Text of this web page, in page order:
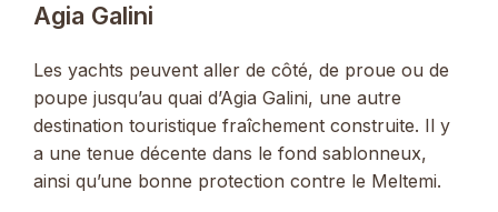
Agia Galini
Les yachts peuvent aller de côté, de proue ou de
poupe jusqu’au quai d’Agia Galini, une autre
destination touristique fraîchement construite. Il y
a une tenue décente dans le fond sablonneux,
ainsi qu’une bonne protection contre le Meltemi.